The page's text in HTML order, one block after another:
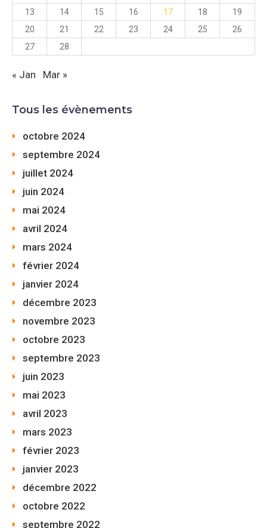
13
14 15 16 17 18
19
20
21 22 23 24 25
26
27
28
« Jan Mar »
Tous les évènements
octobre 2024
septembre 2024
juillet 2024
juin 2024
mai 2024
avril 2024
mars 2024
février 2024
janvier 2024
décembre 2023
novembre 2023
octobre 2023
septembre 2023
juin 2023
mai 2023
avril 2023
mars 2023
février 2023
janvier 2023
décembre 2022
octobre 2022
septembre 2022